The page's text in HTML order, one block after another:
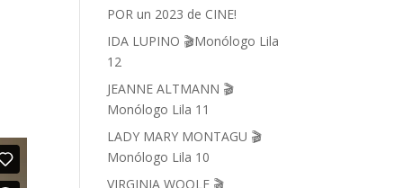
POR un 2023 de CINE!
IDA LUPINO 🎬Monólogo Lila
12
JEANNE ALTMANN 🎬
Monólogo Lila 11
LADY MARY MONTAGU 🎬
Monólogo Lila 10
VIRGINIA WOOLF 🎬